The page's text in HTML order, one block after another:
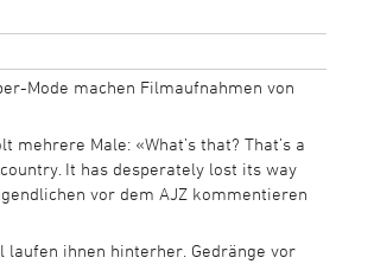
Mode machen Filmaufnahmen von
Male: «What’s that? That’s a
It has desperately lost its way
vor dem AJZ kommentieren
laufen ihnen hinterher. Gedränge vor